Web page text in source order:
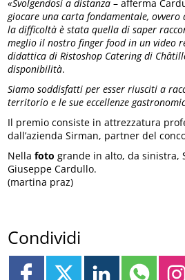
«Svolgendosi a distanza – afferma
giocare una carta fondamentale,
la difficoltà è stata quella di saper
meglio il nostro finger food in un video
didattica di Ristoshop Catering di
disponibilità.
Siamo soddisfatti per esser riusciti a
territorio e le sue eccellenze
Il premio consiste in attrezzatura
dall’azienda Sirman, partner del
Nellafoto grande in alto, da sinistra,
Giuseppe Cardullo.
(martina praz)
Condividi